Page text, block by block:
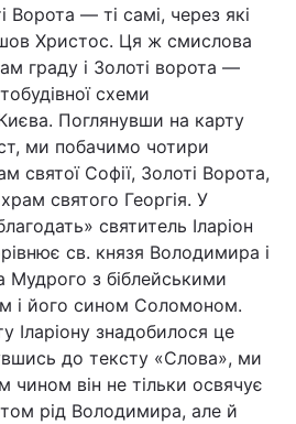
Ворота — ті самі, через які
Христос. Ця ж смислова
граду і Золоті ворота —
схеми
Поглянувши на карту
ми побачимо чотири
святої Софії, Золоті Ворота,
святого Георгія. У
святитель Іларіон
св. князя Володимира і
Мудрого з біблейськими
і його сином Соломоном.
Іларіону знадобилося це
до тексту «Слова», ми
він не тільки освячує
рід Володимира, але й